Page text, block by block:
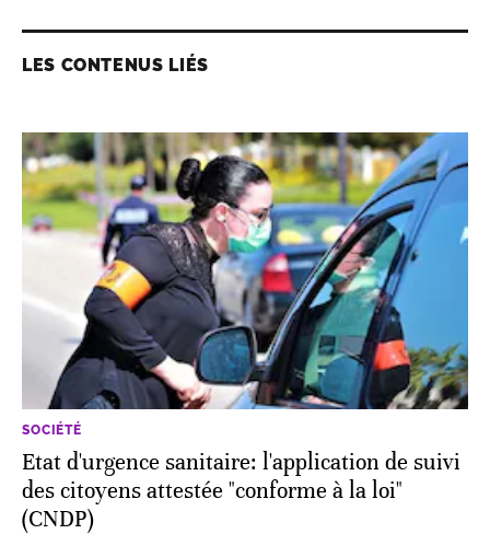
LES CONTENUS LIÉS
SOCIÉTÉ
Etat d'urgence sanitaire: l'application de suivi
des citoyens attestée "conforme à la loi"
(CNDP)